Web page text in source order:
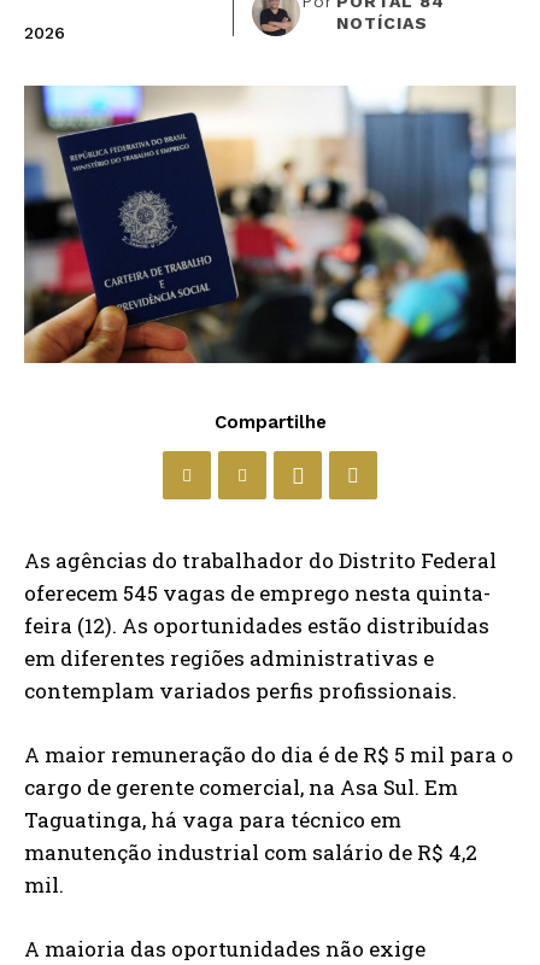
2026
NOTÍCIAS
Compartilhe
As agências do trabalhador do Distrito Federal
oferecem 545 vagas de emprego nesta quinta-
feira (12). As oportunidades estão distribuídas
em diferentes regiões administrativas e
contemplam variados perfis profissionais.
A maior remuneração do dia é de R$ 5 mil para o
cargo de gerente comercial, na Asa Sul. Em
Taguatinga, há vaga para técnico em
manutenção industrial com salário de R$ 4,2
mil.
A maioria das oportunidades não exige